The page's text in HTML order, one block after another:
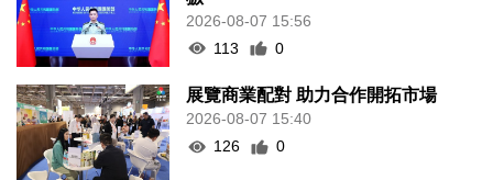
2026-08-07 15:56
113
0
展覽商業配對 助力合作開拓市場
2026-08-07 15:40
126
0